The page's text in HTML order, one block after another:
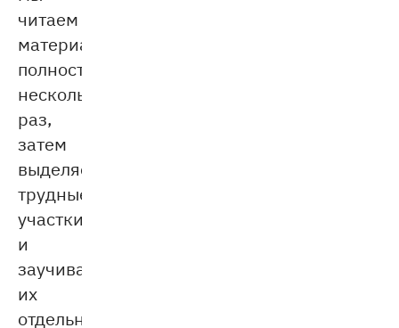
читаем
материал
полностью
несколько
раз,
затем
выделяем
трудные
участки
и
заучиваем
их
отдельно,